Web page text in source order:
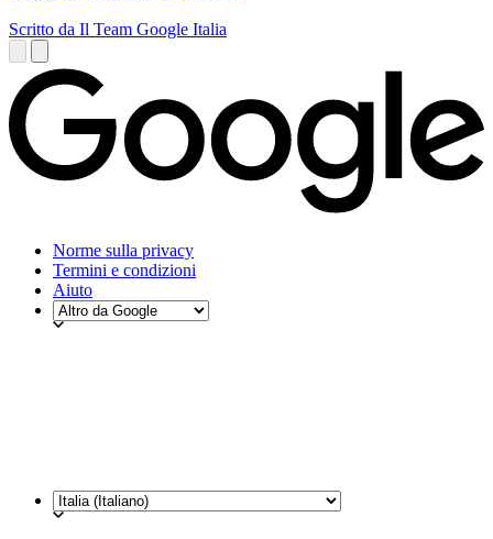
Scritto da Il Team Google Italia
Norme sulla privacy
Termini e condizioni
Aiuto